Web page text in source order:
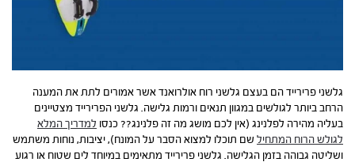
גלשני פרירייד הם בעצם גלשני רוח אולרואנד אשר אמורים לתת את המענה
הרחב ביותר לגולשים במגוון תנאים ורמות גלישה. גלשני הפרירייד מצטיינים
בעליה מהירה לפלנינג (אין לכם מושג מה זה פלנינג?? כנסו למדריך המלא
לגולש הרוח המתחיל שם תוכלו למצוא הסבר על המונח), יציבות, נוחות משתמש
ושליטה גבוהה בזמן הגלישה. גלשני פרירייד מתאימים במיוחד לים שטוח או רגוע